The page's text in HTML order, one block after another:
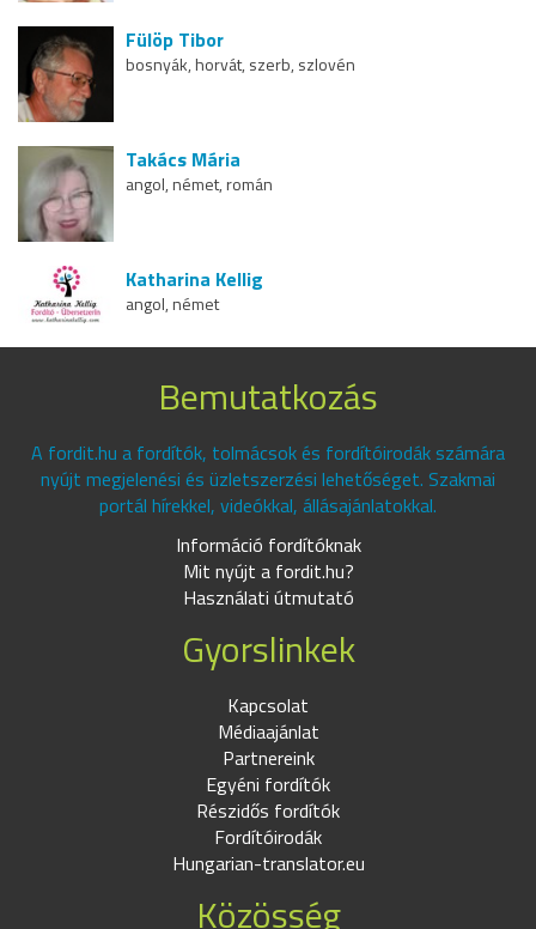
Fülöp Tibor
bosnyák, horvát, szerb, szlovén
Takács Mária
angol, német, román
Katharina Kellig
angol, német
Bemutatkozás
A fordit.hu a fordítók, tolmácsok és fordítóirodák számára
nyújt megjelenési és üzletszerzési lehetőséget. Szakmai
portál hírekkel, videókkal, állásajánlatokkal.
Információ fordítóknak
Mit nyújt a fordit.hu?
Használati útmutató
Gyorslinkek
Kapcsolat
Médiaajánlat
Partnereink
Egyéni fordítók
Részidős fordítók
Fordítóirodák
Hungarian-translator.eu
Közösség